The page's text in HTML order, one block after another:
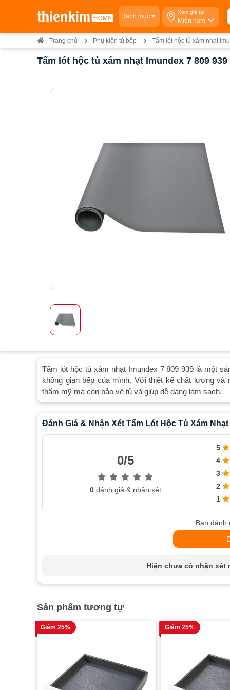
Danh mục
Xem giá tại
Miền nam
Trang chủ Phụ kiện tủ bếp Tấm lót hộc tủ xám nhạt
Tấm lót hộc tủ xám nhạt Imundex 7 809 939
Tấm lót hộc tủ xám nhạt Imundex 7 809 939 là một
không gian bếp của mình. Với thiết kế chất lượng
thẩm mỹ mà còn bảo vệ tủ và giúp dễ dàng làm sạch.
Đánh Giá & Nhận Xét Tấm Lót Hộc Tủ Xám
0/5
0đánh giá & nhận xét
5
4
3
2
1
Bạn đánh
Hiện chưa có nhận xét
Sản phẩm tương tự
Giảm 25% Giảm 25%